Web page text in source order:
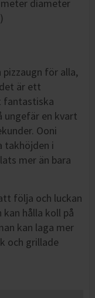
diameter
för alla,
är ett
fantastiska
ungefär en kvart
Ooni
takhöjden i
mer än bara
följa och luckan
hålla koll på
kan laga mer
och grillade